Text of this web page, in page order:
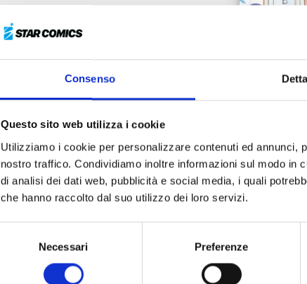
Consenso
Questo sito web utilizza i cookie
Utilizziamo i cookie per personalizzare contenuti ed annunci,
nostro traffico. Condividiamo inoltre informazioni sul modo
di analisi dei dati web, pubblicità e social media, i quali
che hanno raccolto dal suo utilizzo dei loro servizi.
Necessari Preferenze
19/
€ 5,90